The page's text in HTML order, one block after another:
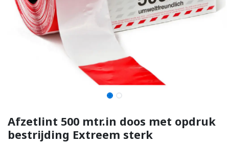
Afzetlint 500 mtr.in doos met opdruk
bestrijding Extreem sterk